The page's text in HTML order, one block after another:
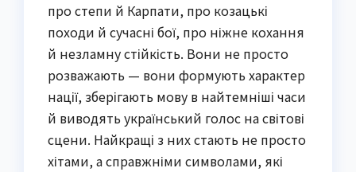
про степи й Карпати, про козацькі
походи й сучасні бої, про ніжне кохання
й незламну стійкість. Вони не просто
розважають — вони формують характер
нації, зберігають мову в найтемніші часи
й виводять український голос на світові
сцени. Найкращі з них стають не просто
хітами, а справжніми символами, які